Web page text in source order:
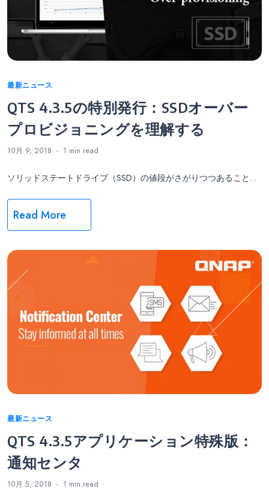
Categories
最新ニュース
QTS 4.3.5の特別発行：SSDオーバー
プロビジョニングを理解する
10月 9, 2018 1 min read
ソリッドステートドライブ（SSD）の値段がさがりつつあること…
Read More
Categories
最新ニュース
QTS 4.3.5アプリケーション特殊版：
通知センタ
10月 5, 2018 1 min read